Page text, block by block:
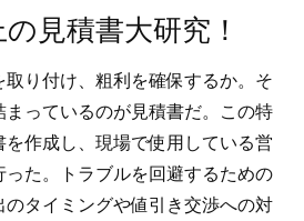
見積書大研究！
り付け、粗利を確保するか。そ
っているのが見積書だ。この特
作成し、現場で使用している営
た。トラブルを回避するための
タイミングや値引き交渉への対